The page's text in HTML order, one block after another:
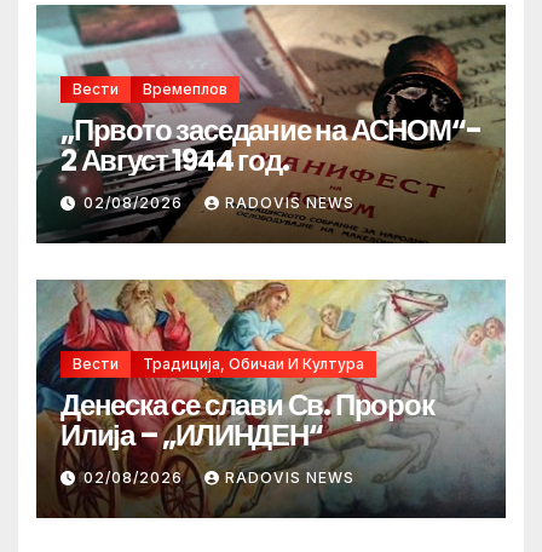
Вести Времеплов
„Првото заседание на АСНОМ“-
2 Август 1944 год.
02/08/2026 RADOVIS NEWS
Вести Традиција, Обичаи И Култура
Денеска се слави Св. Пророк
Илија – „ИЛИНДЕН“
02/08/2026 RADOVIS NEWS